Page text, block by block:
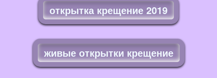
открытка крещение 2019
живые открытки крещение